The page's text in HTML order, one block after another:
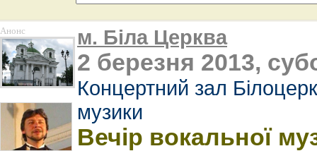
Анонс м. Біла Церква
2 березня 2013,
Концертний зал
музики
Вечір вокальної